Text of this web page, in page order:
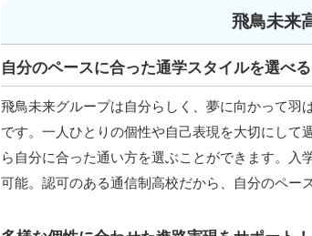
飛鳥未来
自分のペースに合った通学スタイルを選べる
飛鳥未来グループは自分らしく、夢に向かって羽
です。一人ひとりの個性や自己表現を大切にして
ら自分に合った通い方を選ぶことができます。
可能。認可のある通信制高校だから、自分のペー